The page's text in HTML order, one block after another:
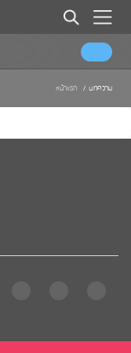
หน้าแรก / บทความ